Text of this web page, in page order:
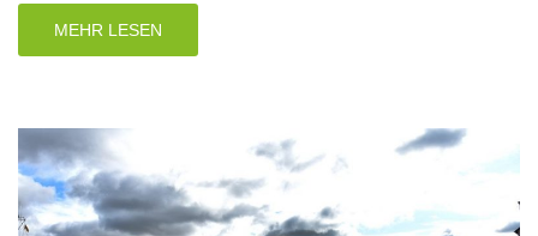
MEHR LESEN